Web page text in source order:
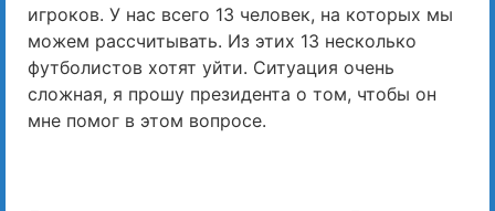
игроков. У нас всего 13 человек, на которых мы
можем рассчитывать. Из этих 13 несколько
футболистов хотят уйти. Ситуация очень
сложная, я прошу президента о том, чтобы он
мне помог в этом вопросе.